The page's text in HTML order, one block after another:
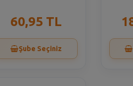
60,95 TL
Şube Seçiniz